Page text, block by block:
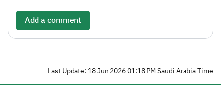
Add a comment
Last Update: 18 Jun 2026 01:18 PM Saudi Arabia Time